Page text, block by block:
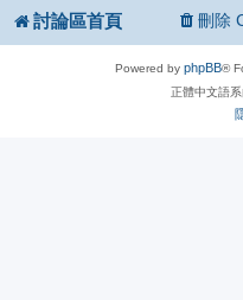
討論區首頁 刪除
Powered by phpBB®
正體中文語系